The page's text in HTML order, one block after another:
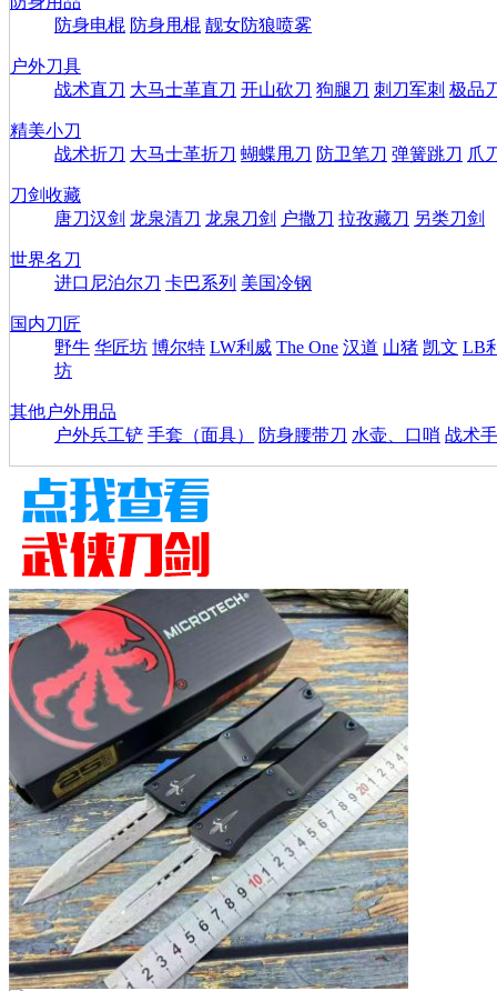
防身电棍 防身甩棍 靓女防狼喷雾
户外刀具
战术直刀 大马士革直刀 开山砍刀 狗腿刀 刺刀军刺 极品
精美小刀
战术折刀 大马士革折刀 蝴蝶甩刀 防卫笔刀 弹簧跳刀 爪
刀剑收藏
唐刀汉剑 龙泉清刀 龙泉刀剑 户撒刀 拉孜藏刀 另类刀剑
世界名刀
进口尼泊尔刀 卡巴系列 美国冷钢
国内刀匠
野牛 华匠坊 博尔特 LW利威 The One 汉道 山猪 凯文 LB
坊
其他户外用品
户外兵工铲 手套（面具） 防身腰带刀 水壶、口哨 战术